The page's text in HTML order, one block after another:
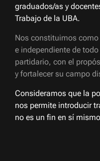
graduados/as y
Trabajo de la UBA.
Nos constituimos
e independiente de
partidario, con el
y fortalecer su campo
Consideramos que la
nos permite introducir
no es un fin en sí